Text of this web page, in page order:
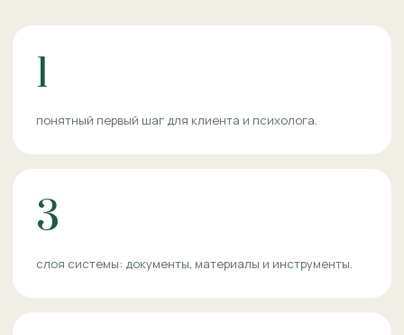
1
понятный первый шаг для клиента и психолога.
3
слоя системы: документы, материалы и инструменты.